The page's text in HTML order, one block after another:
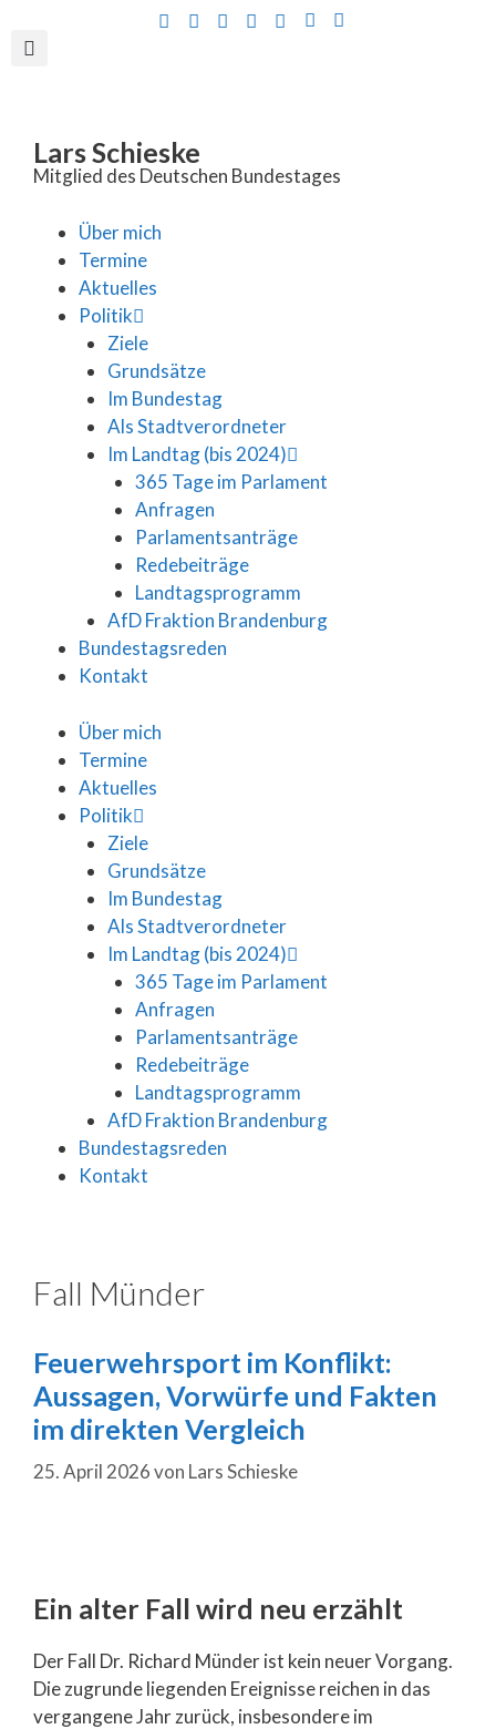
Lars Schieske
Mitglied des Deutschen Bundestages
Über mich
Termine
Aktuelles
Politik
Ziele
Grundsätze
Im Bundestag
Als Stadtverordneter
Im Landtag (bis 2024)
365 Tage im Parlament
Anfragen
Parlamentsanträge
Redebeiträge
Landtagsprogramm
AfD Fraktion Brandenburg
Bundestagsreden
Kontakt
Über mich
Termine
Aktuelles
Politik
Ziele
Grundsätze
Im Bundestag
Als Stadtverordneter
Im Landtag (bis 2024)
365 Tage im Parlament
Anfragen
Parlamentsanträge
Redebeiträge
Landtagsprogramm
AfD Fraktion Brandenburg
Bundestagsreden
Kontakt
Fall Münder
Feuerwehrsport im Konflikt:
Aussagen, Vorwürfe und Fakten
im direkten Vergleich
25. April 2026von Lars Schieske
Ein alter Fall wird neu erzählt
Der Fall Dr. Richard Münder ist kein neuer Vorgang.
Die zugrunde liegenden Ereignisse reichen in das
vergangene Jahr zurück, insbesondere im